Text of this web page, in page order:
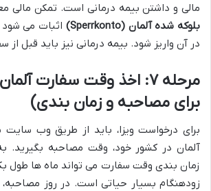
مالی و داشتن بیمه درمانی است. تمکن مالی
بلوکه شده آلمان (Sperrkonto)
اثبات می شود
در آن واریز شود. بیمه درمانی نیز باید قبل
مرحله ۷: اخذ وقت سفارت
برای مصاحبه و زمان بندی)
برای درخواست ویزا، باید از طریق وب سایت
آلمان در کشور خود، وقت مصاحبه بگیرید.
زمان بندی وقت سفارت می تواند ماه ها طول
زودهنگام بسیار حیاتی است. در روز